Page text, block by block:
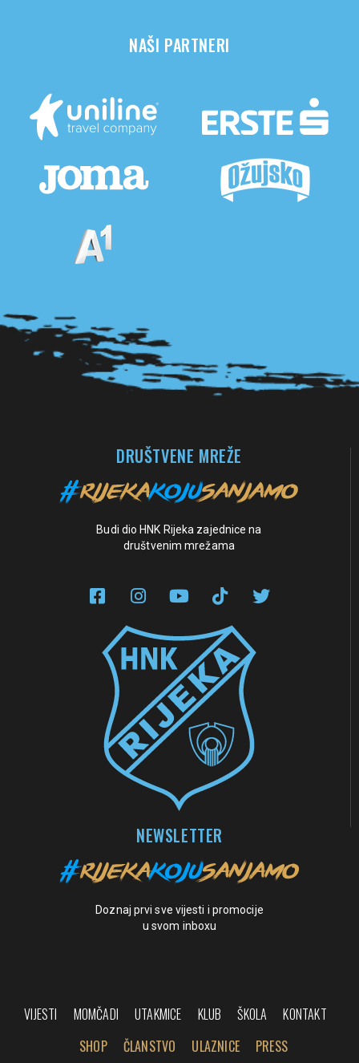
NAŠI PARTNERI
DRUŠTVENE MREŽE
Budi dio HNK Rijeka zajednice na
društvenim mrežama
NEWSLETTER
Doznaj prvi sve vijesti i promocije
u svom inboxu
VIJESTI MOMČADI UTAKMICE KLUB ŠKOLA
KONTAKT
SHOP
ČLANSTVO ULAZNICE PRESS